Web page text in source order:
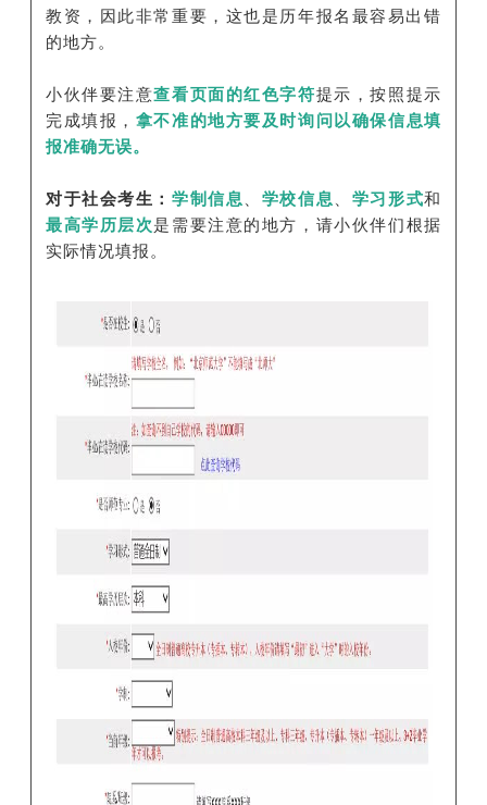
教资，因此非常重要，这也是历年报名最容易出错
的地方。
小伙伴要注意查看页面的红色字符提示，按照提示
完成填报， 拿不准的地方要及时询问以确保信息填
报准确无误。
对于社会考生： 学制信息 学校信息 学习形式和
最高学历层次是需要注意的地方，请小伙伴们根据
实际情况填报。